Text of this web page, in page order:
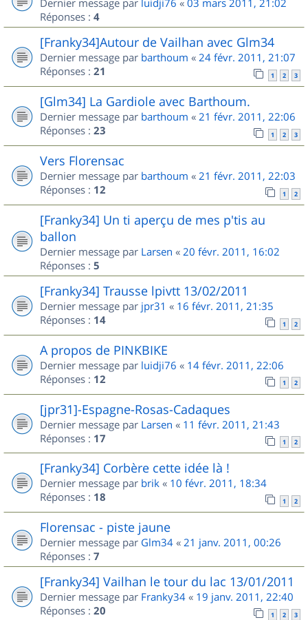
Dernier message par luidji76 « 03 mars 2011, 21:02
Réponses : 4
[Franky34]Autour de Vailhan avec Glm34
Dernier message par barthoum « 24 févr. 2011, 21:07
Réponses : 21 1 2 3
[Glm34] La Gardiole avec Barthoum.
Dernier message par barthoum « 21 févr. 2011, 22:06
Réponses : 23 1 2 3
Vers Florensac
Dernier message par barthoum « 21 févr. 2011, 22:03
Réponses : 12 1 2
[Franky34] Un ti aperçu de mes p'tis au
ballon
Dernier message par Larsen « 20 févr. 2011, 16:02
Réponses : 5
[Franky34] Trausse lpivtt 13/02/2011
Dernier message par jpr31 « 16 févr. 2011, 21:35
Réponses : 14 1 2
A propos de PINKBIKE
Dernier message par luidji76 « 14 févr. 2011, 22:06
Réponses : 12 1 2
[jpr31]-Espagne-Rosas-Cadaques
Dernier message par Larsen « 11 févr. 2011, 21:43
Réponses : 17 1 2
[Franky34] Corbère cette idée là !
Dernier message par brik « 10 févr. 2011, 18:34
Réponses : 18 1 2
Florensac - piste jaune
Dernier message par Glm34 « 21 janv. 2011, 00:26
Réponses : 7
[Franky34] Vailhan le tour du lac 13/01/2011
Dernier message par Franky34 « 19 janv. 2011, 22:40
Réponses : 20 1 2 3